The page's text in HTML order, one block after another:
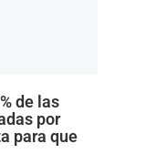
de las
por
para que